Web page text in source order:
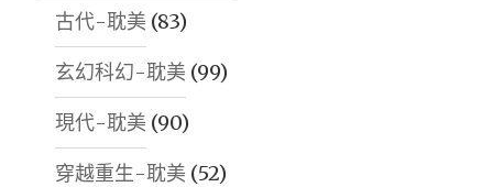
古代-耽美 (83)
玄幻科幻-耽美 (99)
現代-耽美 (90)
穿越重生-耽美 (52)